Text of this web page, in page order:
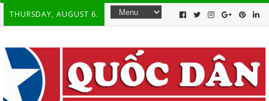
THURSDAY, AUGUST 6.